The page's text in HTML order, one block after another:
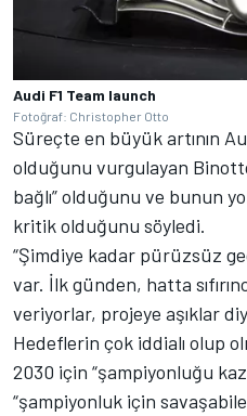
Audi F1 Team launch
Fotoğraf: Christopher Otto
Süreçte en büyük artının
olduğunu vurgulayan
bağlı” olduğunu ve bunun
kritik olduğunu söyledi.
“Şimdiye kadar pürüzsüz
var. İlk günden, hatta
veriyorlar, projeye aşıklar
Hedeflerin çok iddialı olup
2030 için “şampiyonluğu
“şampiyonluk için